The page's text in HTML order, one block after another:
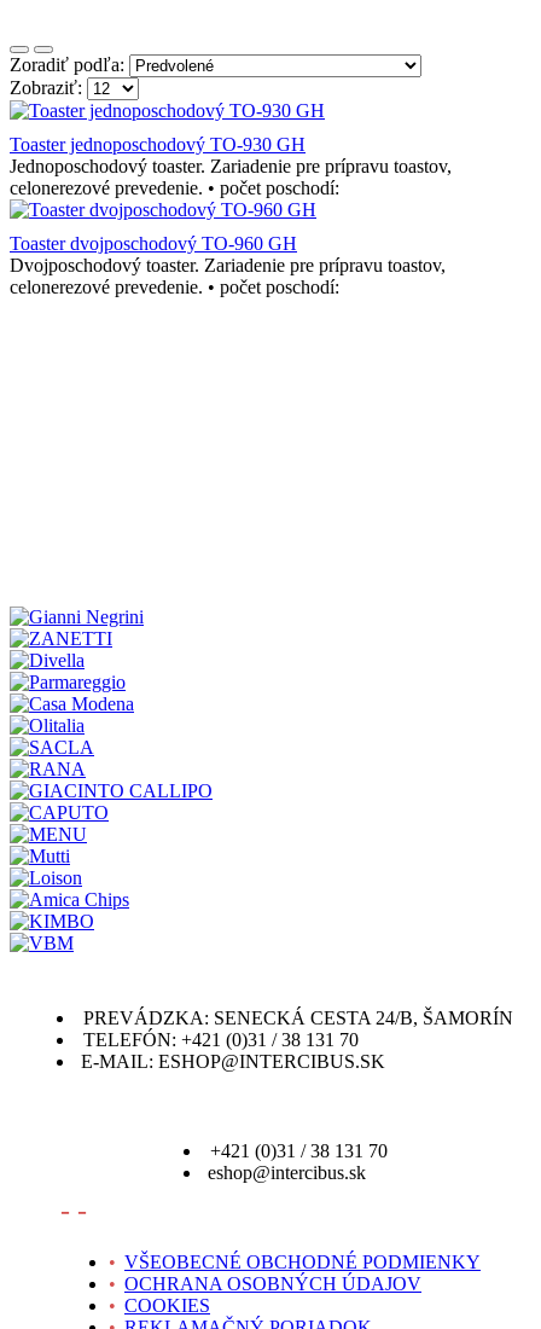
Zoradiť podľa:
Zobraziť:
Toaster jednoposchodový TO-930 GH
Jednoposchodový toaster. Zariadenie pre prípravu toastov,
celonerezové prevedenie. • počet poschodí:
Toaster dvojposchodový TO-960 GH
Dvojposchodový toaster. Zariadenie pre prípravu toastov,
celonerezové prevedenie. • počet poschodí:
PREVÁDZKA: SENECKÁ CESTA 24/B, ŠAMORÍN
TELEFÓN: +421 (0)31 / 38 131 70
E-MAIL: ESHOP@INTERCIBUS.SK
+421 (0)31 / 38 131 70
eshop@intercibus.sk
- -
• VŠEOBECNÉ OBCHODNÉ PODMIENKY
• OCHRANA OSOBNÝCH ÚDAJOV
• COOKIES